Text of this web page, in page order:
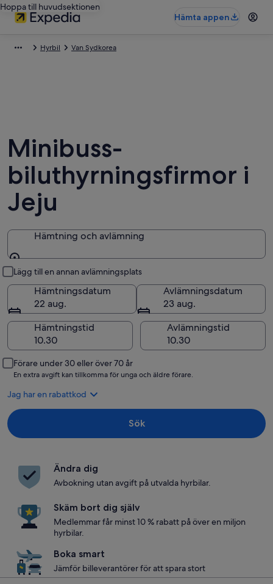
Hoppa till huvudsektionen
Hämta appen
Hyrbil Van Sydkorea
Minibuss-
biluthyrningsfirmor i
Jeju
Hämtning och avlämning
Lägg till en annan avlämningsplats
Hämtningsdatum
22 aug.
Avlämningsdatum
23 aug.
Hämtningstid
Avlämningstid
Förare under 30 eller över 70 år
En extra avgift kan tillkomma för unga och äldre förare.
Jag har en rabattkod
Sök
Ändra dig
Avbokning utan avgift på utvalda hyrbilar.
Skäm bort dig själv
Medlemmar får minst 10 % rabatt på över en miljon
hyrbilar.
Boka smart
Jämför billeverantörer för att spara stort